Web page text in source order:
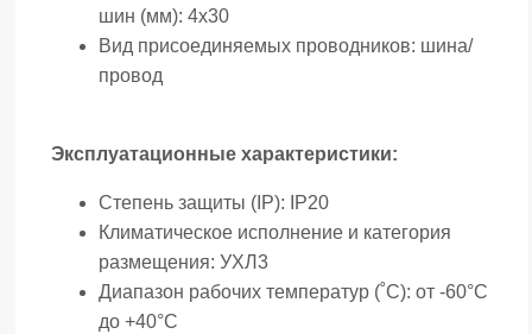
шин (мм): 4х30
Вид присоединяемых проводников: шина/
провод
Эксплуатационные характеристики:
Степень защиты (IP):
IP20
Климатическое исполнение и категория
размещения: УХЛ3
Диапазон рабочих температур (˚С): от -60°С
до +40°С